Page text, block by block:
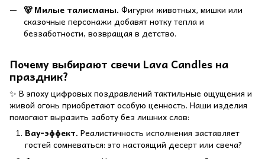
🐻 Милые талисманы. Фигурки животных, мишки или
сказочные персонажи добавят нотку тепла и
беззаботности, возвращая в детство.
Почему выбирают свечи Lava Candles на
праздник?
✨ В эпоху цифровых поздравлений тактильные ощущения и
живой огонь приобретают особую ценность. Наши изделия
помогают выразить заботу без лишних слов:
Вау-эффект. Реалистичность исполнения заставляет
гостей сомневаться: это настоящий десерт или свеча?